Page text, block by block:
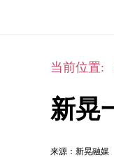
当前位置:
新晃
来源：新晃融媒